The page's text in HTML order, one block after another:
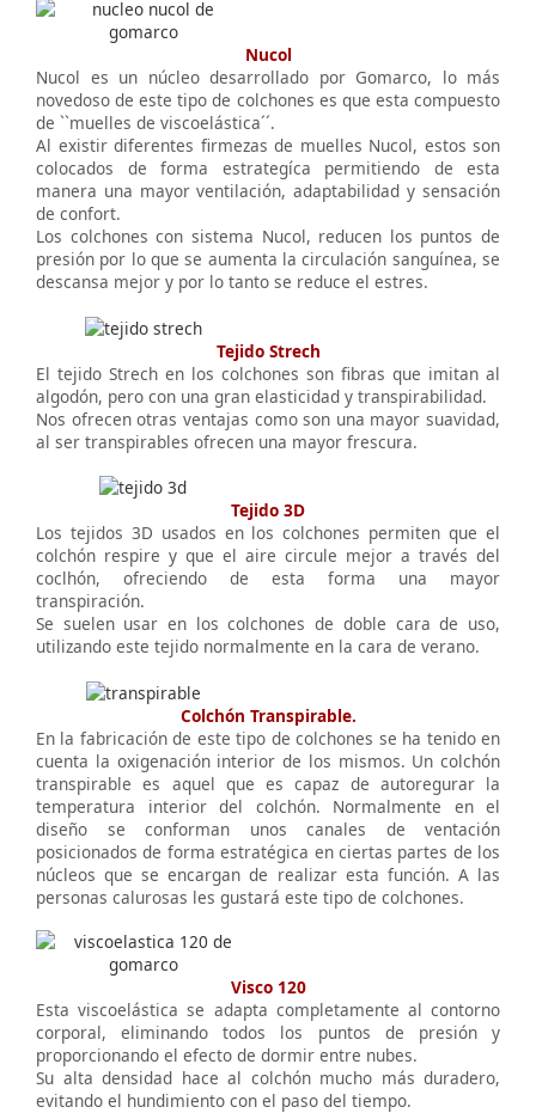
Nucol
Nucol es un núcleo desarrollado por Gomarco, lo más
novedoso de este tipo de colchones es que esta compuesto
de ``muelles de viscoelástica´´.
Al existir diferentes firmezas de muelles Nucol, estos son
colocados de forma estrategíca permitiendo de esta
manera una mayor ventilación, adaptabilidad y sensación
de confort.
Los colchones con sistema Nucol, reducen los puntos de
presión por lo que se aumenta la circulación sanguínea, se
descansa mejor y por lo tanto se reduce el estres.
Tejido Strech
El tejido Strech en los colchones son fibras que imitan al
algodón, pero con una gran elasticidad y transpirabilidad.
Nos ofrecen otras ventajas como son una mayor suavidad,
al ser transpirables ofrecen una mayor frescura.
Tejido 3D
Los tejidos 3D usados en los colchones permiten que el
colchón respire y que el aire circule mejor a través del
coclhón, ofreciendo de esta forma una mayor
transpiración.
Se suelen usar en los colchones de doble cara de uso,
utilizando este tejido normalmente en la cara de verano.
Colchón Transpirable.
En la fabricación de este tipo de colchones se ha tenido en
cuenta la oxigenación interior de los mismos. Un colchón
transpirable es aquel que es capaz de autoregurar la
temperatura interior del colchón. Normalmente en el
diseño se conforman unos canales de ventación
posicionados de forma estratégica en ciertas partes de los
núcleos que se encargan de realizar esta función. A las
personas calurosas les gustará este tipo de colchones.
Visco 120
Esta viscoelástica se adapta completamente al contorno
corporal, eliminando todos los puntos de presión y
proporcionando el efecto de dormir entre nubes.
Su alta densidad hace al colchón mucho más duradero,
evitando el hundimiento con el paso del tiempo.